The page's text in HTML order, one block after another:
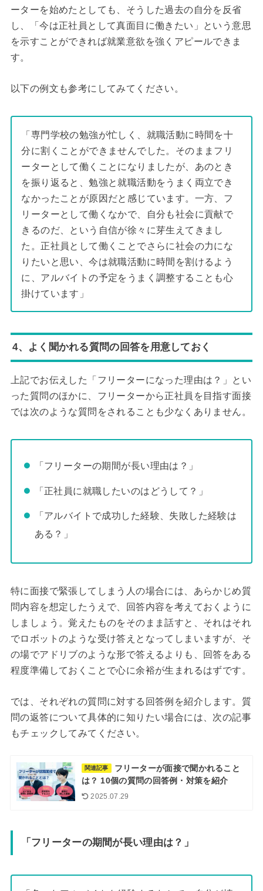
ーターを始めたとしても、そうした過去の自分を反省
し、「今は正社員として真面目に働きたい」という意思
を示すことができれば就業意欲を強くアピールできま
す。
以下の例文も参考にしてみてください。
「専門学校の勉強が忙しく、就職活動に時間を十
分に割くことができませんでした。そのままフリ
ーターとして働くことになりましたが、あのとき
を振り返ると、勉強と就職活動をうまく両立でき
なかったことが原因だと感じています。一方、フ
リーターとして働くなかで、自分も社会に貢献で
きるのだ、という自信が徐々に芽生えてきまし
た。正社員として働くことでさらに社会の力にな
りたいと思い、今は就職活動に時間を割けるよう
に、アルバイトの予定をうまく調整することも心
掛けています」
4、よく聞かれる質問の回答を用意しておく
上記でお伝えした「フリーターになった理由は？」とい
った質問のほかに、フリーターから正社員を目指す面接
では次のような質問をされることも少なくありません。
「フリーターの期間が長い理由は？」
「正社員に就職したいのはどうして？」
「アルバイトで成功した経験、失敗した経験は
ある？」
特に面接で緊張してしまう人の場合には、あらかじめ質
問内容を想定したうえで、回答内容を考えておくように
しましょう。覚えたものをそのまま話すと、それはそれ
でロボットのような受け答えとなってしまいますが、そ
の場でアドリブのような形で答えるよりも、回答をある
程度準備しておくことで心に余裕が生まれるはずです。
では、それぞれの質問に対する回答例を紹介します。質
問の返答について具体的に知りたい場合には、次の記事
もチェックしてみてください。
関連記事
フリーターが面接で聞かれること
は？ 10個の質問の回答例・対策を紹介
2025.07.29
「フリーターの期間が長い理由は？」